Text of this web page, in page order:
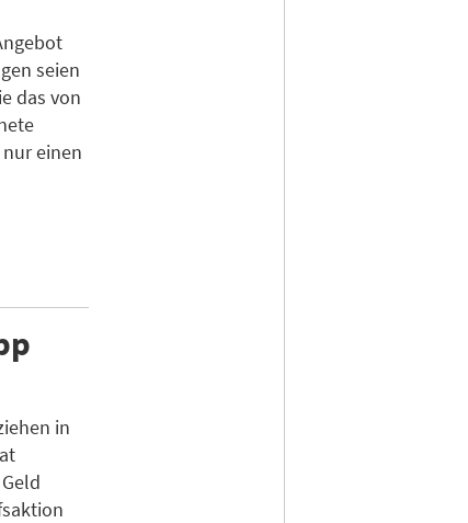
seien
das von
einen
in